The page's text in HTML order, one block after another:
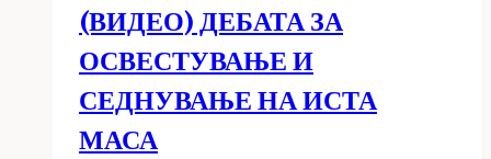
(ВИДЕО) ДЕБАТА ЗА
ОСВЕСТУВАЊЕ И
СЕДНУВАЊЕ НА ИСТА
МАСА